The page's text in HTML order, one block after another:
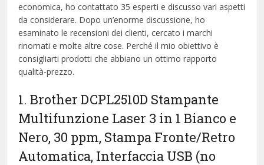
economica, ​​ho contattato 35 esperti e discusso vari aspetti
da considerare. Dopo un’enorme discussione, ho
esaminato le recensioni dei clienti, cercato i marchi
rinomati e molte altre cose. Perché il mio obiettivo è
consigliarti prodotti che abbiano un ottimo rapporto
qualità-prezzo.
1. Brother DCPL2510D Stampante
Multifunzione Laser 3 in 1 Bianco e
Nero, 30 ppm, Stampa Fronte/Retro
Automatica, Interfaccia USB (no